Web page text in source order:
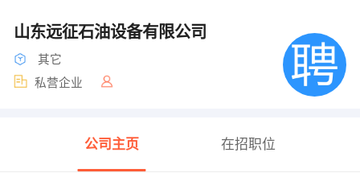
山东远征石油设备有限公司
其它
私营企业
公司主页 在招职位